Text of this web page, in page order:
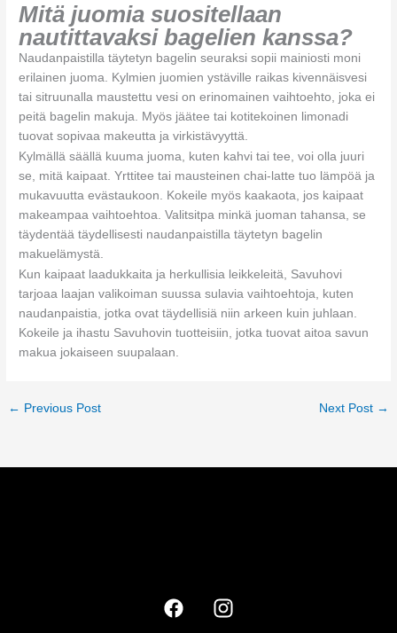
Mitä juomia suositellaan
nautittavaksi bagelien kanssa?
Naudanpaistilla täytetyn bagelin seuraksi sopii mainiosti moni
erilainen juoma. Kylmien juomien ystäville raikas kivennäisvesi
tai sitruunalla maustettu vesi on erinomainen vaihtoehto, joka ei
peitä bagelin makuja. Myös jäätee tai kotitekoinen limonadi
tuovat sopivaa makeutta ja virkistävyyttä.
Kylmällä säällä kuuma juoma, kuten kahvi tai tee, voi olla juuri
se, mitä kaipaat. Yrttitee tai mausteinen chai-latte tuo lämpöä ja
mukavuutta evästaukoon. Kokeile myös kaakaota, jos kaipaat
makeampaa vaihtoehtoa. Valitsitpa minkä juoman tahansa, se
täydentää täydellisesti naudanpaistilla täytetyn bagelin
makuelämystä.
Kun kaipaat laadukkaita ja herkullisia leikkeleitä, Savuhovi
tarjoaa laajan valikoiman suussa sulavia vaihtoehtoja, kuten
naudanpaistia, jotka ovat täydellisiä niin arkeen kuin juhlaan.
Kokeile ja ihastu Savuhovin tuotteisiin, jotka tuovat aitoa savun
makua jokaiseen suupalaan.
← Previous Post Next Post →